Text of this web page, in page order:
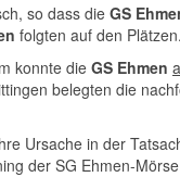
so dass die GS
folgten auf den Plätzen.
konnte die GS Ehmen
belegten die
Ursache in der
der SG Ehmen-